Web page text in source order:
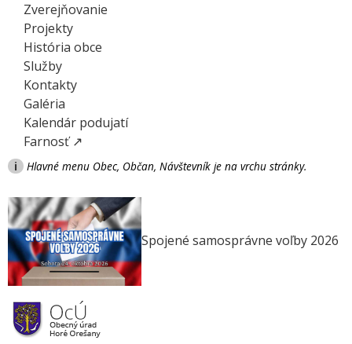
Zverejňovanie
Projekty
História obce
Služby
Kontakty
Galéria
Kalendár podujatí
Farnosť ↗
i Hlavné menu Obec, Občan, Návštevník je na vrchu stránky.
Spojené samosprávne voľby 2026